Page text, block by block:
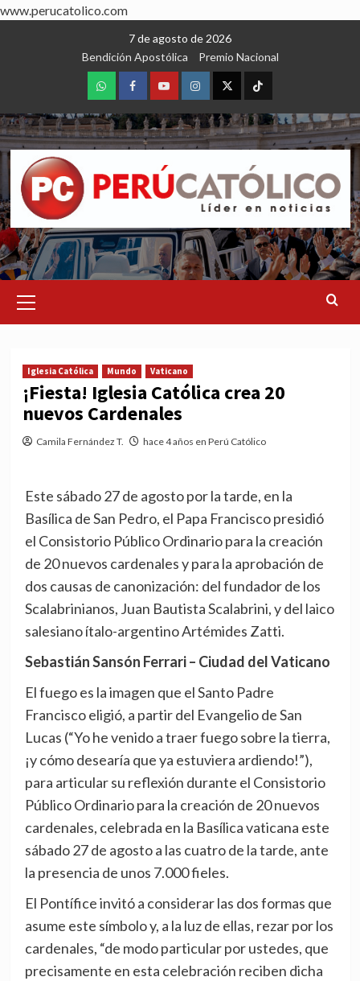
www.perucatolico.com
7 de agosto de 2026
Bendición Apostólica
Premio Nacional
WhatsAppFacebookYoutubeInstagram
X TikTok
Menu
Iglesia Católica Mundo Vaticano
¡Fiesta! Iglesia Católica crea 20
nuevos Cardenales
Camila Fernández T. hace 4 años en Perú Católico
Este sábado 27 de agosto por la tarde, en la
Basílica de San Pedro, el Papa Francisco presidió
el Consistorio Público Ordinario para la creación
de 20 nuevos cardenales y para la aprobación de
dos causas de canonización: del fundador de los
Scalabrinianos, Juan Bautista Scalabrini, y del laico
salesiano ítalo-argentino Artémides Zatti.
Sebastián Sansón Ferrari – Ciudad del Vaticano
El fuego es la imagen que el Santo Padre
Francisco eligió, a partir del Evangelio de San
Lucas (“Yo he venido a traer fuego sobre la tierra,
¡y cómo desearía que ya estuviera ardiendo!”),
para articular su reflexión durante el Consistorio
Público Ordinario para la creación de 20 nuevos
cardenales, celebrada en la Basílica vaticana este
sábado 27 de agosto a las cuatro de la tarde, ante
la presencia de unos 7.000 fieles.
El Pontífice invitó a considerar las dos formas que
asume este símbolo y, a la luz de ellas, rezar por los
cardenales, “de modo particular por ustedes, que
precisamente en esta celebración reciben dicha